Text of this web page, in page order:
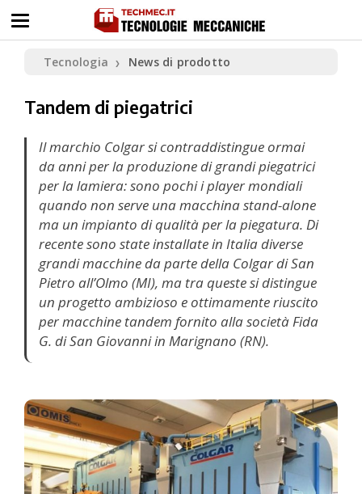
Tecnologia ❯ News di prodotto
Tandem di piegatrici
Il marchio Colgar si contraddistingue ormai
da anni per la produzione di grandi piegatrici
per la lamiera: sono pochi i player mondiali
quando non serve una macchina stand-alone
ma un impianto di qualità per la piegatura. Di
recente sono state installate in Italia diverse
grandi macchine da parte della Colgar di San
Pietro all’Olmo (MI), ma tra queste si distingue
un progetto ambizioso e ottimamente riuscito
per macchine tandem fornito alla società Fida
G. di San Giovanni in Marignano (RN).